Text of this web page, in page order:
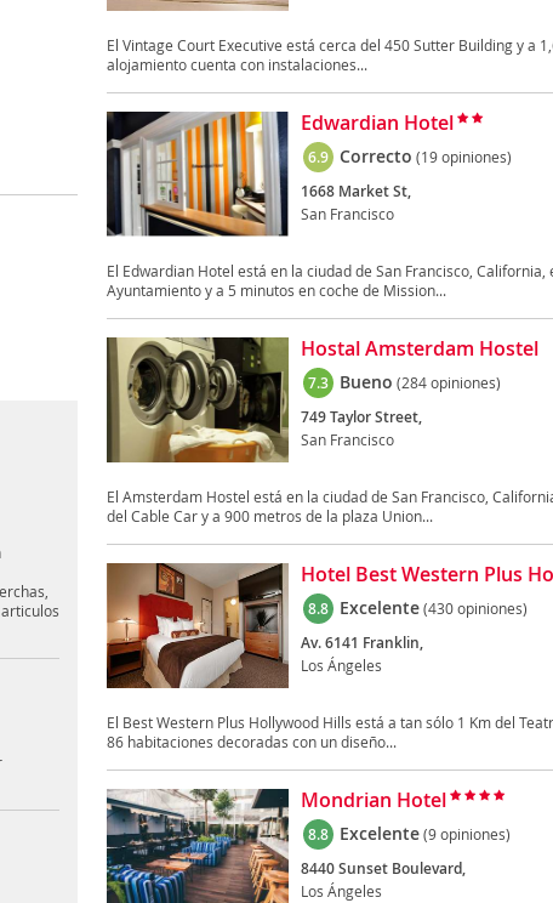
El Vintage Court Executive está cerca del 450 Sutter Building y a
alojamiento cuenta con instalaciones...
Edwardian Hotel
6.9 Correcto (19 opiniones)
1668 Market St,
San Francisco
El Edwardian Hotel está en la ciudad de San Francisco,
Ayuntamiento y a 5 minutos en coche de Mission...
Hostal Amsterdam Hostel
7.3 Bueno (284 opiniones)
749 Taylor Street,
San Francisco
El Amsterdam Hostel está en la ciudad de San Francisco,
del Cable Car y a 900 metros de la plaza Union...
Hotel Best Western Plus
8.8 Excelente(430 opiniones)
Av. 6141 Franklin,
Los Ángeles
El Best Western Plus Hollywood Hills está a tan sólo 1 Km del
86 habitaciones decoradas con un diseño...
Mondrian Hotel
8.8 Excelente(9 opiniones)
8440 Sunset Boulevard,
Los Ángeles